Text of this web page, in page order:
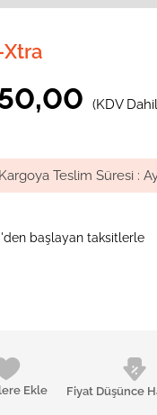
(KDV
Teslim Süresi :
'den başlayan taksitlerle
Ekle Fiyat Düşünce